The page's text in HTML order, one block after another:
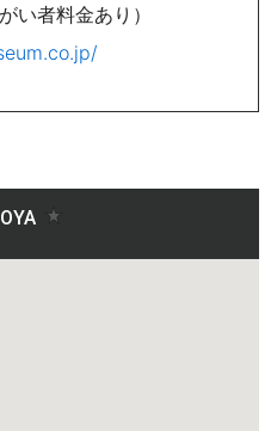
い者料金あり）